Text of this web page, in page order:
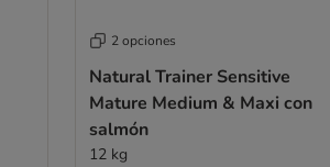
2 opciones
Natural Trainer Sensitive
Mature Medium & Maxi con
salmón
12 kg